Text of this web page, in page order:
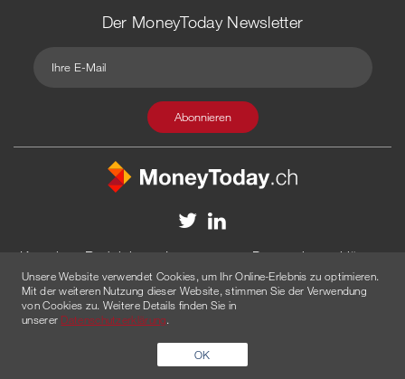
Der MoneyToday Newsletter
Kontakt Redaktion Impressum
Datenschutzerklärung
Disclaimer
Werbung
© 2026 Created byAGENTUR AM WASSER
Unsere Website verwendet Cookies, um Ihr Online-Erlebnis zu optimieren.
Mit der weiteren Nutzung dieser Website, stimmen Sie der Verwendung
von Cookies zu. Weitere Details finden Sie in
unserer Datenschutzerklärung.
OK